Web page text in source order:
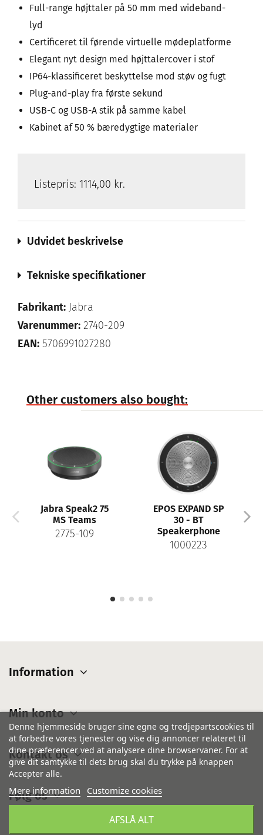
Full-range højttaler på 50 mm med wideband-
lyd
Certificeret til førende virtuelle mødeplatforme
Elegant nyt design med højttalercover i stof
IP64-klassificeret beskyttelse mod støv og fugt
Plug-and-play fra første sekund
USB-C og USB-A stik på samme kabel
Kabinet af 50 % bæredygtige materialer
Listepris: 1114,00 kr.
Udvidet beskrivelse
Tekniske specifikationer
Fabrikant: Jabra
Varenummer: 2740-209
EAN: 5706991027280
Other customers also bought:
Jabra Speak2 75
MS Teams
2775-109
EPOS EXPAND SP
Speakerphone
Jabra
Information
Min konto
Kontakt os
Denne hjemmeside bruger sine egne og tredjepartscookies til
at forbedre vores tjenester og vise dig annoncer relateret til
dine præferencer ved at analysere dine browservaner. For at
give dit samtykke til dets brug skal du trykke på knappen
Accepter alle.
Mere information Customize cookies
AFSLÅ ALT
Følg os